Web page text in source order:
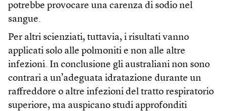
potrebbe provocare una carenza di sodio nel
sangue.
Per altri scienziati, tuttavia, i risultati vanno
applicati solo alle polmoniti e non alle altre
infezioni. In conclusione gli australiani non sono
contrari a un’adeguata idratazione durante un
raffreddore o altre infezioni del tratto respiratorio
superiore, ma auspicano studi approfonditi